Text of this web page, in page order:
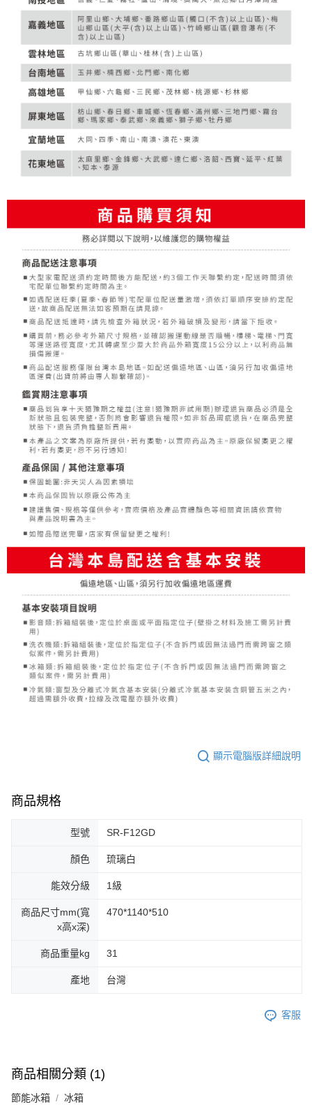
顯示電腦版詳細說明
商品規格
型號 SR-F12GD
顏色 琉璃白
能效分級 1級
商品尺寸mm(寬
x高x深)
470*1140*510
商品重量kg 31
產地 台灣
客服
商品相關分類 (1)
節能冰箱 冰箱